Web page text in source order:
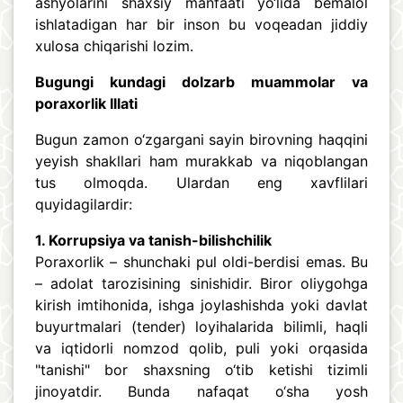
ishlatadigan har bir inson bu voqeadan jiddiy
xulosa chiqarishi lozim.
Bugungi kundagi dolzarb muammolar va
poraxorlik Illati
Bugun zamon o‘zgargani sayin birovning haqqini
yeyish shakllari ham murakkab va niqoblangan
tus olmoqda. Ulardan eng xavflilari
quyidagilardir:
1. Korrupsiya va tanish-bilishchilik
Poraxorlik – shunchaki pul oldi-berdisi emas. Bu
– adolat tarozisining sinishidir. Biror oliygohga
kirish imtihonida, ishga joylashishda yoki davlat
buyurtmalari (tender) loyihalarida bilimli, haqli
va iqtidorli nomzod qolib, puli yoki orqasida
"tanishi" bor shaxsning o‘tib ketishi tizimli
jinoyatdir. Bunda nafaqat o‘sha yosh